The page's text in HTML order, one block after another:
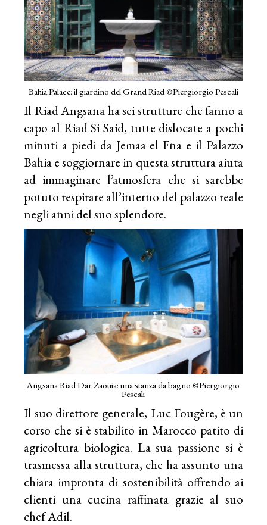
Bahia Palace: il giardino del Grand Riad ©Piergiorgio Pescali
Il Riad Angsana ha sei strutture che fanno a
capo al Riad Si Said, tutte dislocate a pochi
minuti a piedi da Jemaa el Fna e il Palazzo
Bahia e soggiornare in questa struttura aiuta
ad immaginare l’atmosfera che si sarebbe
potuto respirare all’interno del palazzo reale
negli anni del suo splendore.
Angsana Riad Dar Zaouia: una stanza da bagno ©Piergiorgio
Pescali
Il suo direttore generale, Luc Fougère, è un
corso che si è stabilito in Marocco patito di
agricoltura biologica. La sua passione si è
trasmessa alla struttura, che ha assunto una
chiara impronta di sostenibilità offrendo ai
clienti una cucina raffinata grazie al suo
chef Adil.